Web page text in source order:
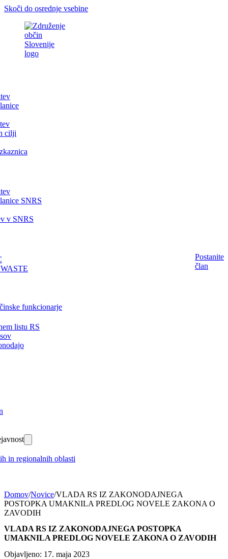
Skoči do osrednje vsebine
cilji
SNRS
v SNRS
funkcionarje
listu RS
in regionalnih oblasti
Postanite
član
Domov/Novice/VLADA RS IZ ZAKONODAJNEGA
POSTOPKA UMAKNILA PREDLOG NOVELE ZAKONA O
ZAVODIH
VLADA RS IZ ZAKONODAJNEGA POSTOPKA
UMAKNILA PREDLOG NOVELE ZAKONA O ZAVODIH
Objavljeno: 17. maja 2023